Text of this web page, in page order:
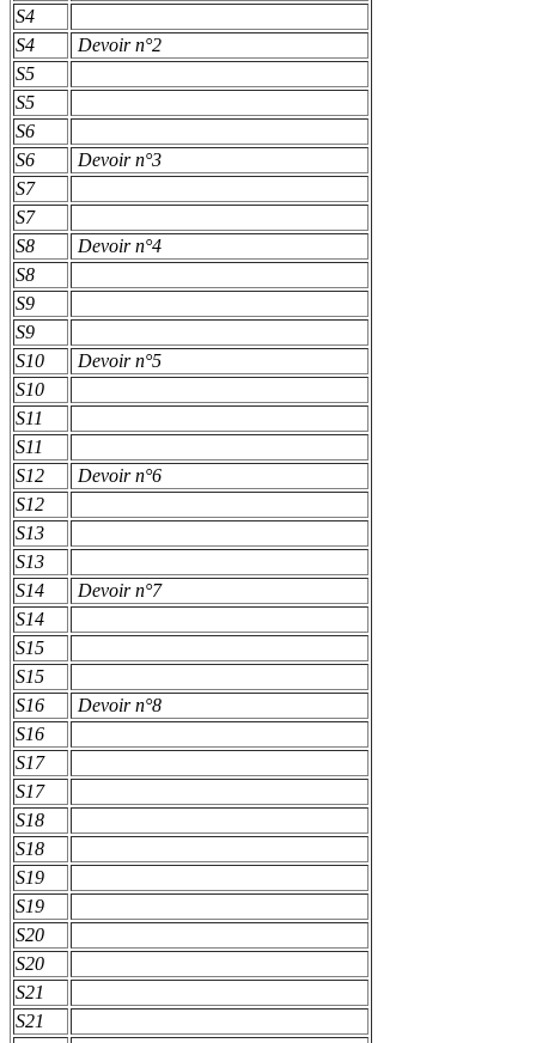
S4
S4
Devoir n°2
S5
S5
S6
S6
Devoir n°3
S7
S7
S8
Devoir n°4
S8
S9
S9
S10
Devoir n°5
S10
S11
S11
S12
Devoir n°6
S12
S13
S13
S14
Devoir n°7
S14
S15
S15
S16
Devoir n°8
S16
S17
S17
S18
S18
S19
S19
S20
S20
S21
S21